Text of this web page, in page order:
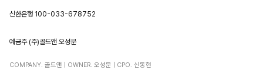
신한은행 100-033-678752
예금주 (주)골드앤 오성문
COMPANY. 골드앤 | OWNER. 오성문 | CPO. 신동현